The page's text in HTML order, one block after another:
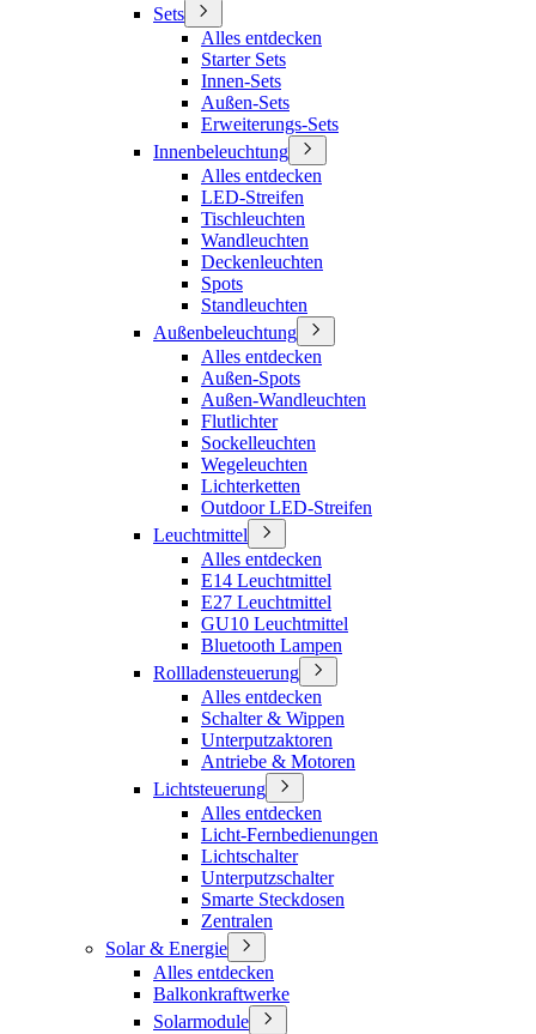
Sets
Alles entdecken
Starter Sets
Innen-Sets
Außen-Sets
Erweiterungs-Sets
Innenbeleuchtung
Alles entdecken
LED-Streifen
Tischleuchten
Wandleuchten
Deckenleuchten
Spots
Standleuchten
Außenbeleuchtung
Alles entdecken
Außen-Spots
Außen-Wandleuchten
Flutlichter
Sockelleuchten
Wegeleuchten
Lichterketten
Outdoor LED-Streifen
Leuchtmittel
Alles entdecken
E14 Leuchtmittel
E27 Leuchtmittel
GU10 Leuchtmittel
Bluetooth Lampen
Rollladensteuerung
Alles entdecken
Schalter & Wippen
Unterputzaktoren
Antriebe & Motoren
Lichtsteuerung
Alles entdecken
Licht-Fernbedienungen
Lichtschalter
Unterputzschalter
Smarte Steckdosen
Zentralen
Solar & Energie
Alles entdecken
Balkonkraftwerke
Solarmodule